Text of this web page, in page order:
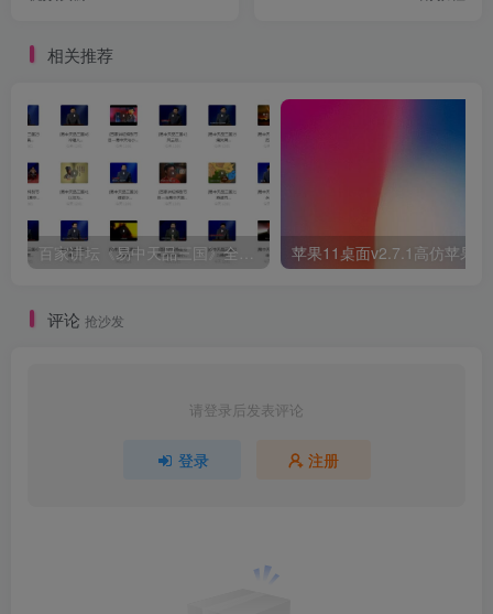
相关推荐
苹果11桌面v2.7.1高仿苹果
评论 抢沙发
请登录后发表评论
登录 注册